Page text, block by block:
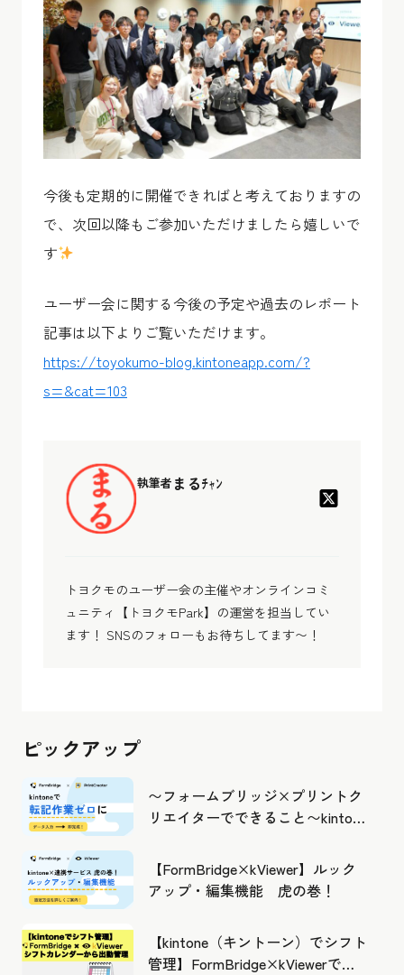
今後も定期的に開催できればと考えておりますの
で、次回以降もご参加いただけましたら嬉しいで
す
ユーザー会に関する今後の予定や過去のレポート
記事は以下よりご覧いただけます。
https://toyokumo-blog.kintoneapp.com/?
s=&cat=103
執筆者 まるﾁｬﾝ
トヨクモのユーザー会の主催やオンラインコミ
ュニティ【トヨクモPark】の運営を担当してい
ます！ SNSのフォローもお待ちしてます〜！
ピックアップ
〜フォームブリッジ×プリントク
リエイターでできること〜kintone
【FormBridge×kViewer】ルック
アップ・編集機能 虎の巻！
【kintone（キントーン）でシフト
管理】FormBridge×kViewerで作